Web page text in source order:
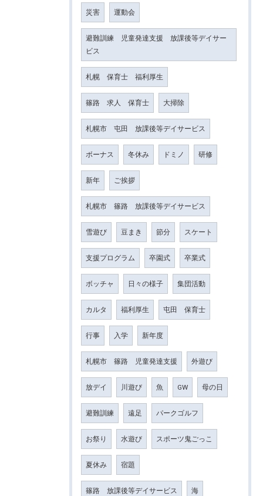
災害 運動会
避難訓練 児童発達支援 放課後等デイサー
ビス
札幌 保育士 福利厚生
篠路 求人 保育士 大掃除
札幌市 屯田 放課後等デイサービス
ボーナス 冬休み ドミノ 研修
新年 ご挨拶
札幌市 篠路 放課後等デイサービス
雪遊び 豆まき 節分 スケート
支援プログラム 卒園式 卒業式
ボッチャ 日々の様子 集団活動
カルタ 福利厚生 屯田 保育士
行事 入学 新年度
札幌市 篠路 児童発達支援 外遊び
放デイ 川遊び 魚 GW 母の日
避難訓練 遠足 パークゴルフ
お祭り 水遊び スポーツ鬼ごっこ
夏休み 宿題
篠路 放課後等デイサービス 海